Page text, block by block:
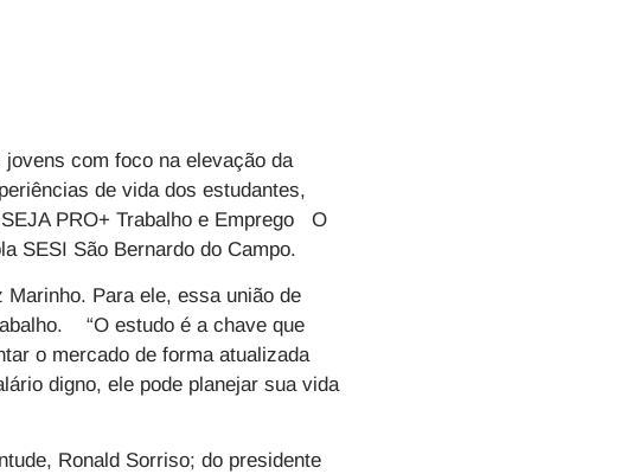
com foco na elevação da
de vida dos estudantes,
SEJA PRO+ Trabalho e Emprego O
SESI São Bernardo do Campo.
Para ele, essa união de
“O estudo é a chave que
o mercado de forma atualizada
digno, ele pode planejar sua vida
Ronald Sorriso; do presidente